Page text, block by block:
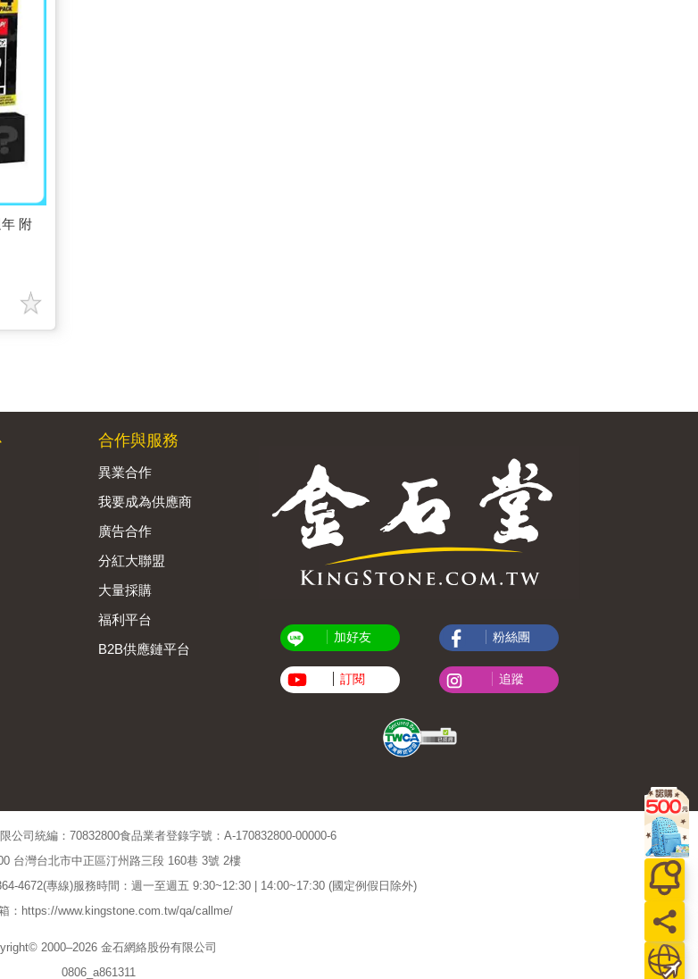
附
合作與服務
異業合作
我要成為供應商
廣告合作
分紅大聯盟
大量採購
福利平台
B2B供應鏈平台
加好友
訂閱
粉絲團
追蹤
公司 統編：70832800食品業者登錄字號：A-170832800-00000-6
台灣台北市中正區汀州路三段 160巷 3號 2樓
4672(專線)服務時間：週一至週五 9:30~12:30 | 14:00~17:30 (國定例假日除外)
：https://www.kingstone.com.tw/qa/callme/
2000–2026 金石網絡股份有限公司
0806_a861311